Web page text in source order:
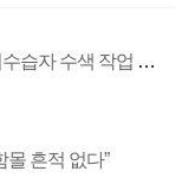
무너지고 녹쓴 세월호 내부 모습 공개…미수습자 수색 작업 곧 재개
흔적 없다”